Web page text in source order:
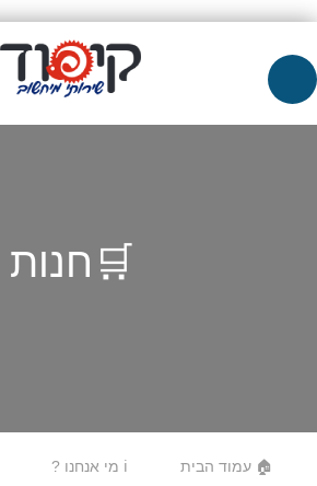
🛒חנות
Menu🏠 עמוד הבית
ℹ️ מי אנחנו ?